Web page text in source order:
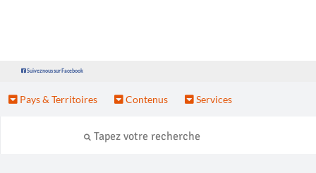
Suivez nous sur Facebook
Pays & Territoires Contenus Services